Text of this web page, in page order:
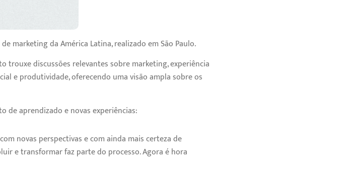
marketing da América Latina, realizado em São Paulo.
trouxe discussões relevantes sobre marketing, experiência
e produtividade, oferecendo uma visão ampla sobre os
de aprendizado e novas experiências:
novas perspectivas e com ainda mais certeza de
e transformar faz parte do processo. Agora é hora